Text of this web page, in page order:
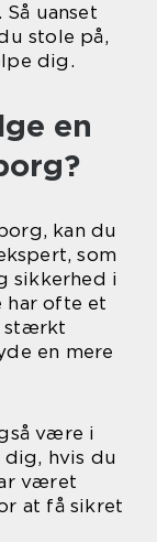
uanset
stole på,
dig.
en
kan du
som
sikkerhed i
har ofte et
stærkt
en mere
være i
hvis du
været
at få sikret